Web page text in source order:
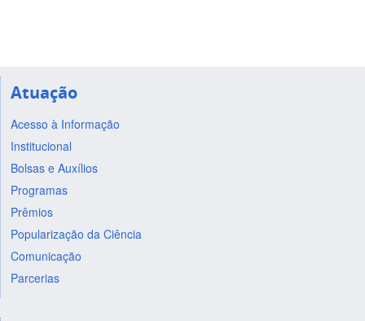
Atuação
Acesso à Informação
Institucional
Bolsas e Auxílios
Programas
Prêmios
Popularização da Ciência
Comunicação
Parcerias